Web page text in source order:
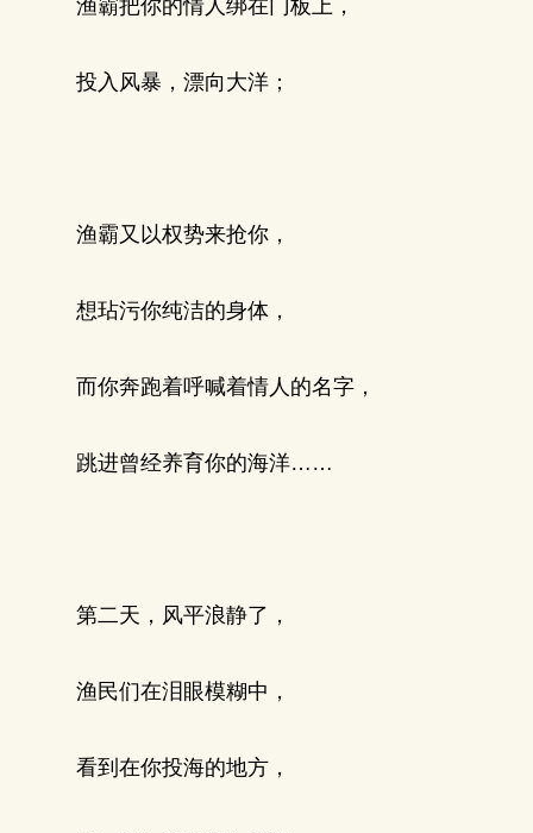
渔霸把你的情人绑在门板上，
投入风暴，漂向大洋；
渔霸又以权势来抢你，
想玷污你纯洁的身体，
而你奔跑着呼喊着情人的名字，
跳进曾经养育你的海洋……
第二天，风平浪静了，
渔民们在泪眼模糊中，
看到在你投海的地方，